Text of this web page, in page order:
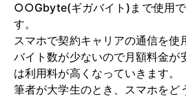
○○Gbyte(ギガバイト)まで使用
す。
スマホで契約キャリアの通信を使
バイト数が少ないので月額料金が
は利用料が高くなっていきます。
筆者が大学生のとき、スマホをど